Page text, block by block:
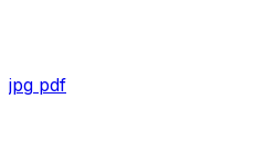
jpg pdf